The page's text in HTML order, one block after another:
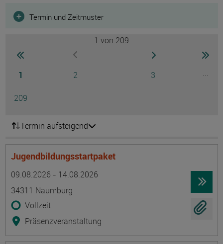
Termin und Zeitmuster
zur ersten Seite wechselnzur vorherigen Seite wechseln
Seite
1 Seite
2 Seite
3
...
Seite
209
Seite
1 von 209
zur nächsten Seite
zur
Termin aufsteigend
Jugendbildungsstartpaket
09.08.2026 - 14.08.2026
34311 Naumburg
Vollzeit
Präsenzveranstaltung